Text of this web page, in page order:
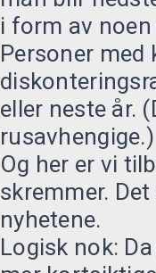
i form av
Personer
eller neste år.
rusavhengige.)
Og her er vi
skremmer.
nyhetene.
Logisk nok: